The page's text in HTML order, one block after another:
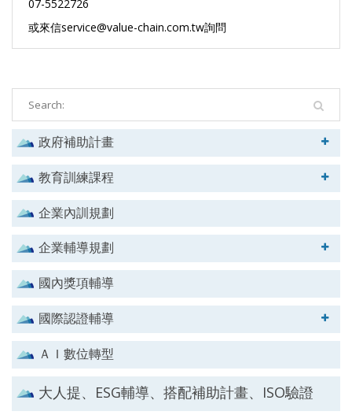
07-5522726
或來信service@value-chain.com.tw詢問
政府補助計畫
教育訓練課程
企業內訓規劃
企業輔導規劃
國內獎項輔導
國際認證輔導
ＡＩ數位轉型
大人提、ESG輔導、搭配補助計畫、ISO驗證